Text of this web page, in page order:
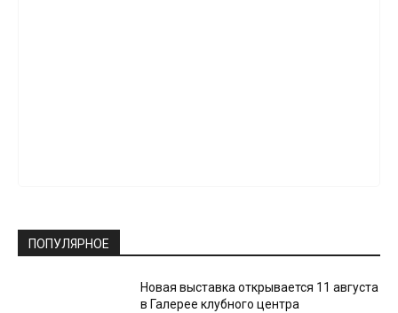
ПОПУЛЯРНОЕ
Новая выставка открывается 11 августа
в Галерее клубного центра